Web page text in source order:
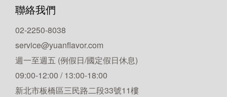
聯絡我們
02-2250-8038
service@yuanflavor.com
週一至週五 (例假日/國定假日休息)
09:00-12:00 / 13:00-18:00
新北市板橋區三民路二段33號11樓